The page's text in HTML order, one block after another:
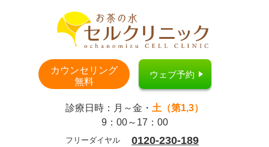
カウンセリング
無料
ウェブ予約
診療日時：月～金・ 土（第1,3）
9：00～17：00
フリーダイヤル 0120-230-189